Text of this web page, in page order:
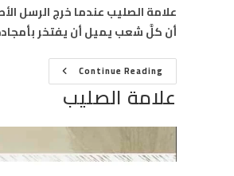
علامة الصليب عندما خرج الرسل
أن كلَّ شعب يميل أن يفتخر
Continue Readingعلامة
الصليبعلامة الصليب